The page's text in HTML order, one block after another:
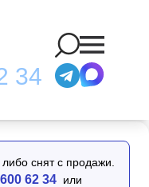
34
Class CLS450 4MATIC
снят с продажи.
62 34 или